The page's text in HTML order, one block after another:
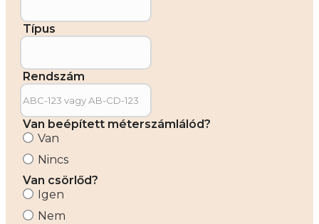
Típus
Rendszám
Van beépített méterszámlálód?
Van
Nincs
Van csörlőd?
Igen
Nem